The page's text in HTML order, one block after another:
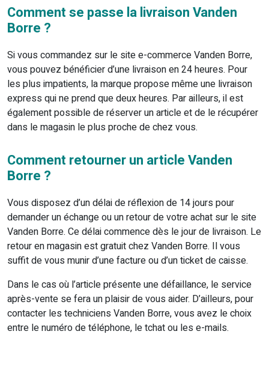
Comment se passe la livraison Vanden
Borre ?
Si vous commandez sur le site e-commerce Vanden Borre,
vous pouvez bénéficier d’une livraison en 24 heures. Pour
les plus impatients, la marque propose même une livraison
express qui ne prend que deux heures. Par ailleurs, il est
également possible de réserver un article et de le récupérer
dans le magasin le plus proche de chez vous.
Comment retourner un article Vanden
Borre ?
Vous disposez d’un délai de réflexion de 14 jours pour
demander un échange ou un retour de votre achat sur le site
Vanden Borre. Ce délai commence dès le jour de livraison. Le
retour en magasin est gratuit chez Vanden Borre. Il vous
suffit de vous munir d’une facture ou d’un ticket de caisse.
Dans le cas où l’article présente une défaillance, le service
après-vente se fera un plaisir de vous aider. D’ailleurs, pour
contacter les techniciens Vanden Borre, vous avez le choix
entre le numéro de téléphone, le tchat ou les e-mails.